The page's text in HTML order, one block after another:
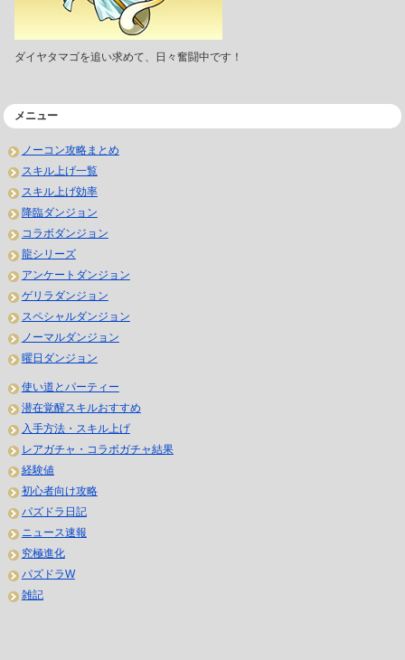
ダイヤタマゴを追い求めて、日々奮闘中です！
メニュー
ノーコン攻略まとめ
スキル上げ一覧
スキル上げ効率
降臨ダンジョン
コラボダンジョン
龍シリーズ
アンケートダンジョン
ゲリラダンジョン
スペシャルダンジョン
ノーマルダンジョン
曜日ダンジョン
使い道とパーティー
潜在覚醒スキルおすすめ
入手方法・スキル上げ
レアガチャ・コラボガチャ結果
経験値
初心者向け攻略
パズドラ日記
ニュース速報
究極進化
パズドラW
雑記